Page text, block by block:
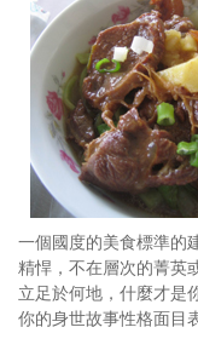
一個國度的美食標準的
精悍，不在層次的菁英
立足於何地，什麼才是
你的身世故事性格面目